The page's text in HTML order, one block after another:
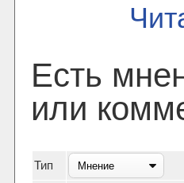
Есть
или
Тип